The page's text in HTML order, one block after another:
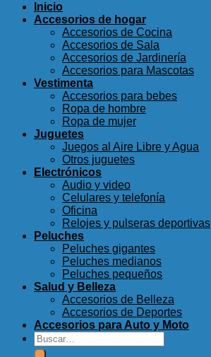
Inicio
Accesorios de hogar
Accesorios de Cocina
Accesorios de Sala
Accesorios de Jardinería
Accesorios para Mascotas
Vestimenta
Accesorios para bebes
Ropa de hombre
Ropa de mujer
Juguetes
Juegos al Aire Libre y Agua
Otros juguetes
Electrónicos
Audio y video
Celulares y telefonía
Oficina
Relojes y pulseras deportivas
Peluches
Peluches gigantes
Peluches medianos
Peluches pequeños
Salud y Belleza
Accesorios de Belleza
Accesorios de Deportes
Accesorios para Auto y Moto
Buscar
por: